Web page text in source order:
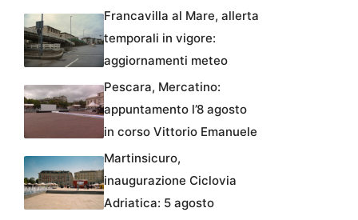
Francavilla al Mare, allerta
temporali in vigore:
aggiornamenti meteo
Pescara, Mercatino:
appuntamento l’8 agosto
in corso Vittorio Emanuele
Martinsicuro,
inaugurazione Ciclovia
Adriatica: 5 agosto